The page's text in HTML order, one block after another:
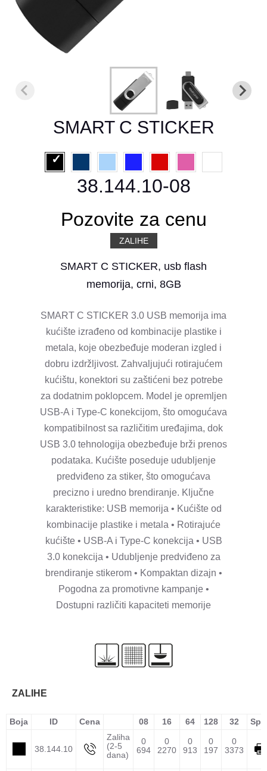
SMART C STICKER
38.144.10-08
Pozovite za cenu
ZALIHE
SMART C STICKER, usb flash
memorija, crni, 8GB
SMART C STICKER 3.0 USB memorija ima
kućište izrađeno od kombinacije plastike i
metala, koje obezbeđuje moderan izgled i
dobru izdržljivost. Zahvaljujući rotirajućem
kućištu, konektori su zaštićeni bez potrebe
za dodatnim poklopcem. Model je opremljen
USB-A i Type-C konekcijom, što omogućava
kompatibilnost sa različitim uređajima, dok
USB 3.0 tehnologija obezbeđuje brži prenos
podataka. Kućište poseduje udubljenje
predviđeno za stiker, što omogućava
precizno i uredno brendiranje. Ključne
karakteristike: USB memorija • Kućište od
kombinacije plastike i metala • Rotirajuće
kućište • USB-A i Type-C konekcija • USB
3.0 konekcija • Udubljenje predviđeno za
brendiranje stikerom • Kompaktan dizajn •
Pogodna za promotivne kampanje •
Dostupni različiti kapaciteti memorije
ZALIHE
Boja ID Cena 08 16 64 128 32
38.144.10
Zaliha
(2-5
dana)
0
694
0
2270
0
913
0
197
0
3373